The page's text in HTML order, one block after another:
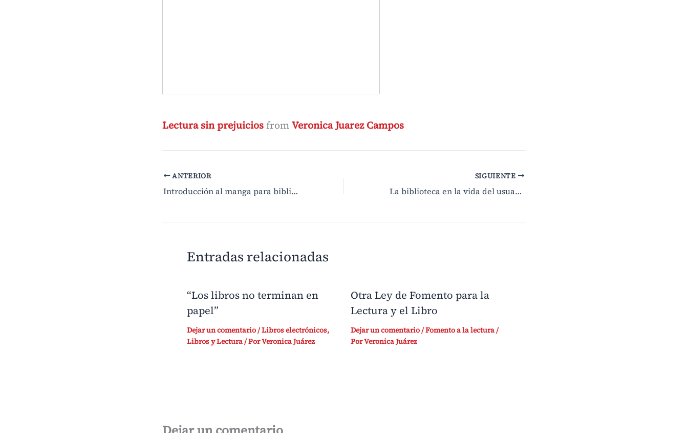
Lectura sin prejuiciosfromVeronica Juarez Campos
ANTERIOR
Introducción al manga para bibliotecarios
SIGUIENTE
La biblioteca en la vida del usuario, lectura recomendada
Entradas relacionadas
“Los libros no terminan en
papel”
Dejar un comentario/Libros electrónicos,
Libros y Lectura/ PorVeronica Juárez
Otra Ley de Fomento para la
Lectura y el Libro
Dejar un comentario/Fomento a la lectura/
PorVeronica Juárez